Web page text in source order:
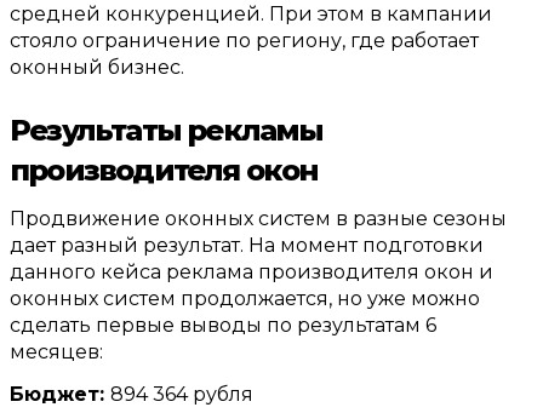
средней конкуренцией. При этом в кампании
стояло ограничение по региону, где работает
оконный бизнес.
Результаты рекламы
производителя окон
Продвижение оконных систем в разные сезоны
дает разный результат. На момент подготовки
данного кейса реклама производителя окон и
оконных систем продолжается, но уже можно
сделать первые выводы по результатам 6
месяцев:
Бюджет: 894 364 рубля